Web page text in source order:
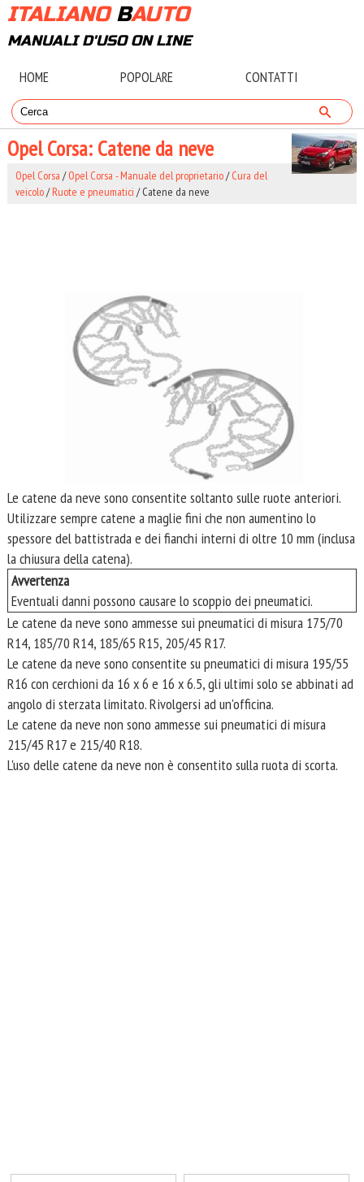
ITALIANOBAUTO
MANUALI D'USO ON LINE
HOME POPOLARE CONTATTI
Opel Corsa: Catene da neve
Opel Corsa /Opel Corsa - Manuale del proprietario/Cura del
veicolo/Ruote e pneumatici / Catene da neve
Le catene da neve sono consentite soltanto sulle ruote anteriori.
Utilizzare sempre catene a maglie fini che non aumentino lo
spessore del battistrada e dei fianchi interni di oltre 10 mm (inclusa
la chiusura della catena).
Avvertenza
Eventuali danni possono causare lo scoppio dei pneumatici.
Le catene da neve sono ammesse sui pneumatici di misura 175/70
R14, 185/70 R14, 185/65 R15, 205/45 R17.
Le catene da neve sono consentite su pneumatici di misura 195/55
R16 con cerchioni da 16 x 6 e 16 x 6.5, gli ultimi solo se abbinati ad
angolo di sterzata limitato. Rivolgersi ad un'officina.
Le catene da neve non sono ammesse sui pneumatici di misura
215/45 R17 e 215/40 R18.
L'uso delle catene da neve non è consentito sulla ruota di scorta.